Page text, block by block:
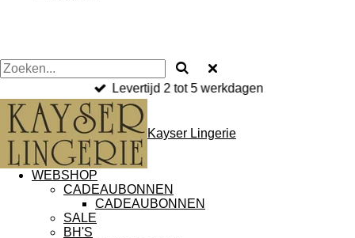
Levertijd 2 tot 5 werkdagen
Kayser Lingerie
WEBSHOP
CADEAUBONNEN
CADEAUBONNEN
SALE
BH'S